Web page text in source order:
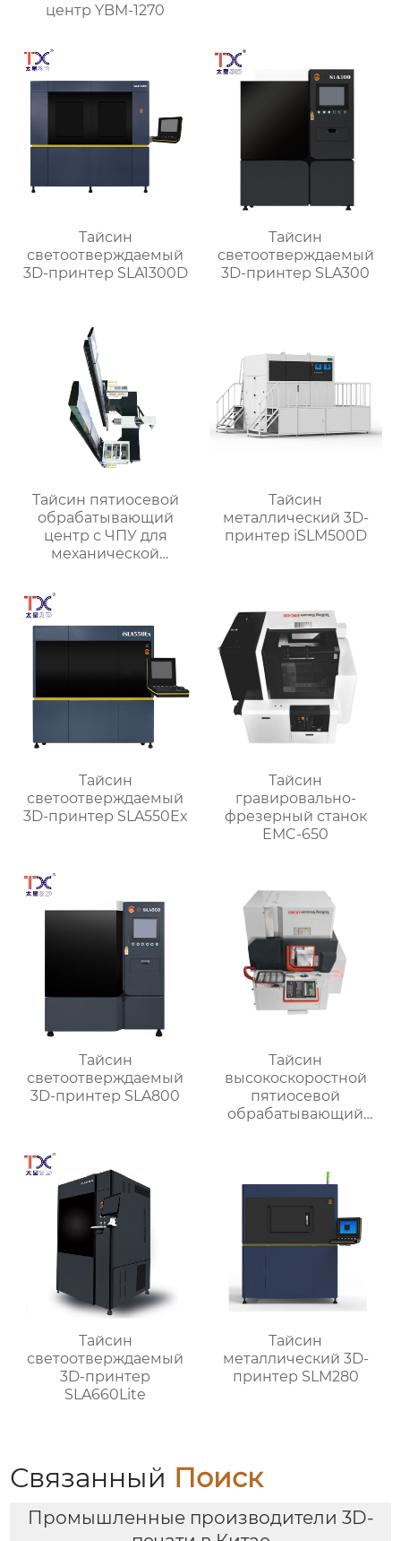
центр YBM-1270
Тайсин
светоотверждаемый
3D-принтер SLA1300D
Тайсин
светоотверждаемый
3D-принтер SLA300
Тайсин пятиосевой
обрабатывающий
центр с ЧПУ для
механической
Тайсин
металлический 3D-
принтер iSLM500D
Тайсин
светоотверждаемый
3D-принтер SLA550Ex
Тайсин
гравировально-
фрезерный станок
EMC-650
Тайсин
светоотверждаемый
3D-принтер SLA800
Тайсин
высокоскоростной
пятиосевой
обрабатывающий
Тайсин
светоотверждаемый
3D-принтер
SLA660Lite
Тайсин
металлический 3D-
принтер SLM280
Связанный Поиск
Промышленные производители 3D-